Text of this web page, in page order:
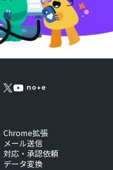
Chrome拡張
メール送信
対応・承認依頼
データ変換